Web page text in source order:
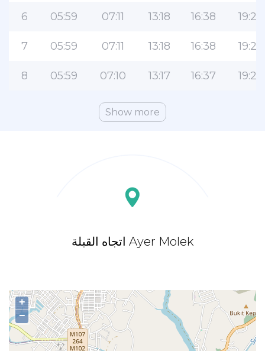
6 05:59 07:11 13:18 16:38 19:23
7 05:59 07:11 13:18 16:38 19:23
8 05:59 07:10 13:17 16:37 19:22
Show more
اتجاه القبلة Ayer Molek
+
−